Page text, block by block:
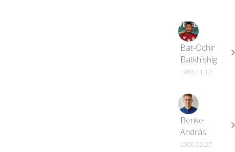
Bat-Ochir
Batkhishig
1988.11.12
Benke
András
2000.02.27